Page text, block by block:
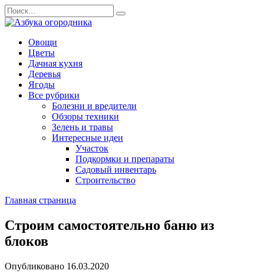
Перейти
к
содержанию
Search
for:
Овощи
Цветы
Дачная кухня
Деревья
Ягоды
Все рубрики
Болезни и вредители
Обзоры техники
Зелень и травы
Интересные идеи
Участок
Подкормки и препараты
Садовый инвентарь
Строительство
Главная страница
Строим самостоятельно баню из
блоков
Опубликовано 16.03.2020